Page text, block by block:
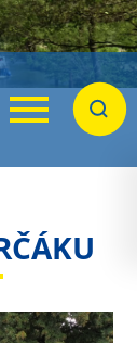
Menu